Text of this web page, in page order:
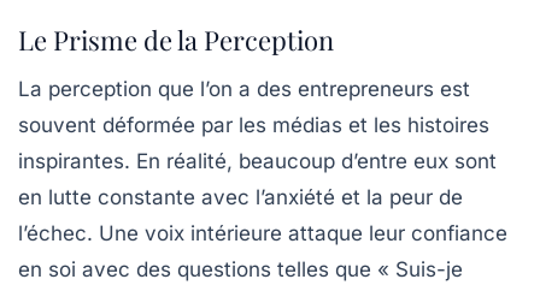
Le Prisme de la Perception
La perception que l’on a des entrepreneurs est
souvent déformée par les médias et les histoires
inspirantes. En réalité, beaucoup d’entre eux sont
en lutte constante avec l’anxiété et la peur de
l’échec. Une voix intérieure attaque leur confiance
en soi avec des questions telles que « Suis-je